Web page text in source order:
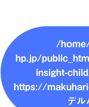
/
hp.jp/
insight-
https://
デル